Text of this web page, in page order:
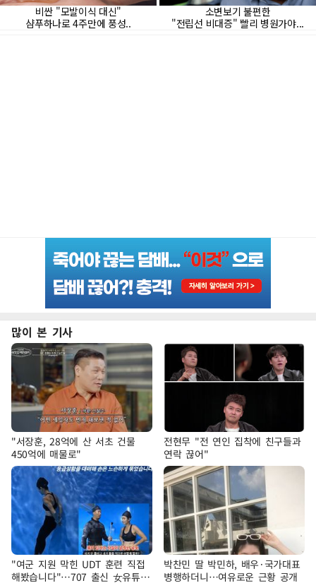
많이 본 기사
"서장훈, 28억에 산 서초 건물
450억에 매물로"
전현무 "전 연인 집착에 친구들과
연락 끊어"
"여군 지원 막힌 UDT 훈련 직접
해봤습니다"…707 출신 女유튜버
박찬민 딸 박민하, 배우·국가대표
병행하더니…여유로운 근황 공개